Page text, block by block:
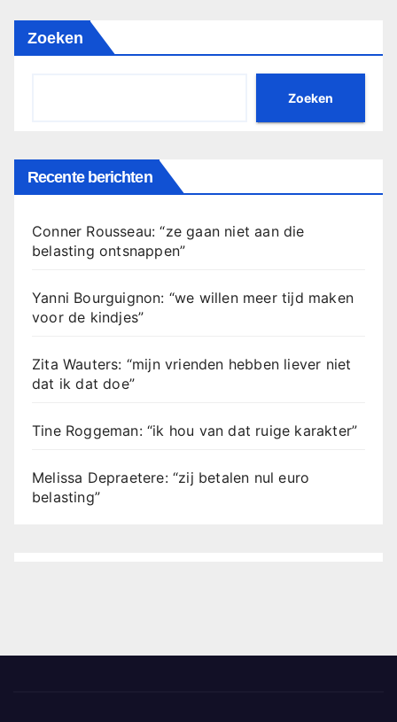
Zoeken
Zoeken
Recente berichten
Conner Rousseau: “ze gaan niet aan die
belasting ontsnappen”
Yanni Bourguignon: “we willen meer tijd maken
voor de kindjes”
Zita Wauters: “mijn vrienden hebben liever niet
dat ik dat doe”
Tine Roggeman: “ik hou van dat ruige karakter”
Melissa Depraetere: “zij betalen nul euro
belasting”